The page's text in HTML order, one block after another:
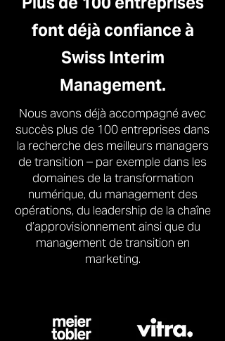
font déjà confiance à
Swiss Interim
Management.
Nous avons déjà accompagné avec
succès plus de 100 entreprises dans
la recherche des meilleurs managers
de transition – par exemple dans les
domaines de la transformation
numérique, du management des
opérations, du leadership de la chaîne
d’approvisionnement ainsi que du
management de transition en
marketing.